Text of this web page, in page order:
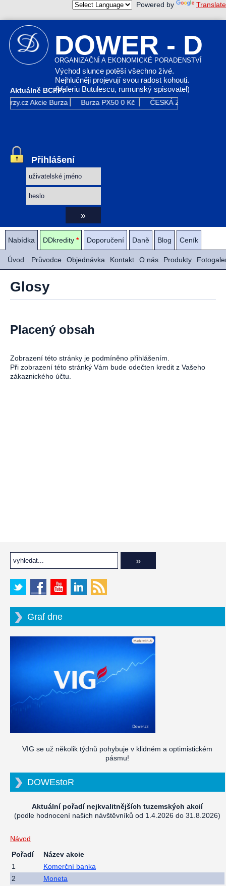
Powered by Translate
DOWER - D
ORGANIZAČNÍ A EKONOMICKÉ PORADENSTVÍ
Východ slunce potěší všechno živé.
Nejhlučněji projevují svou radost kohouti.
(Valeriu Butulescu, rumunský spisovatel)
Aktuálně BCPP:
Akcie Burza Burza PX50 0 Kč ČESKÁ ZBROJOVKA GR
Přihlášení
Nabídka DDkredity * Doporučení Daně Blog Ceník
Úvod Průvodce Objednávka Kontakt O nás Produkty
Glosy
Placený obsah
Zobrazení této stránky je podmíněno přihlášením.
Při zobrazení této stránký Vám bude odečten kredit z Vašeho
zákaznického účtu.
Graf dne
VIG se už několik týdnů pohybuje v klidném a optimistickém
pásmu!
DOWEstoR
Aktuální pořadí nejkvalitnějších tuzemských akcií
(podle hodnocení našich návštěvníků od 1.4.2026 do 31.8.2026)
Návod
Pořadí
Název akcie
1
Komerční banka
2
Moneta